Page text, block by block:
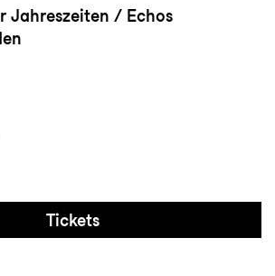
Jahreszeiten / Echos
Tickets